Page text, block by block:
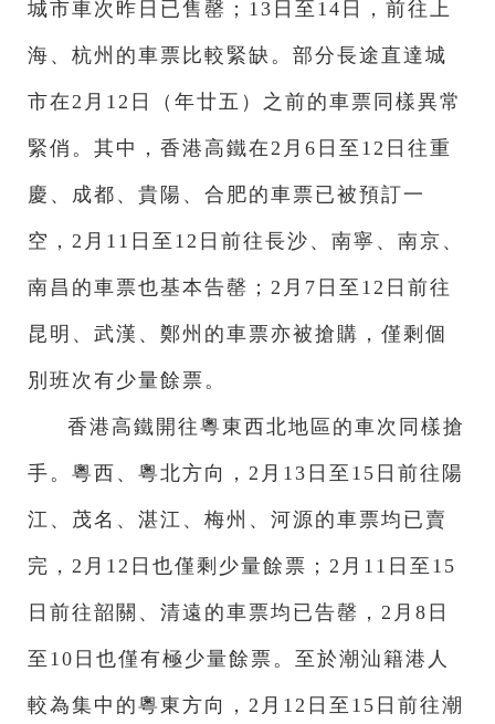
城市車次昨日已售罄；13日至14日，前往上
海、杭州的車票比較緊缺。部分長途直達城
市在2月12日（年廿五）之前的車票同樣異常
緊俏。其中，香港高鐵在2月6日至12日往重
慶、成都、貴陽、合肥的車票已被預訂一
空，2月11日至12日前往長沙、南寧、南京、
南昌的車票也基本告罄；2月7日至12日前往
昆明、武漢、鄭州的車票亦被搶購，僅剩個
別班次有少量餘票。
香港高鐵開往粵東西北地區的車次同樣搶
手。粵西、粵北方向，2月13日至15日前往陽
江、茂名、湛江、梅州、河源的車票均已賣
完，2月12日也僅剩少量餘票；2月11日至15
日前往韶關、清遠的車票均已告罄，2月8日
至10日也僅有極少量餘票。至於潮汕籍港人
較為集中的粵東方向，2月12日至15日前往潮